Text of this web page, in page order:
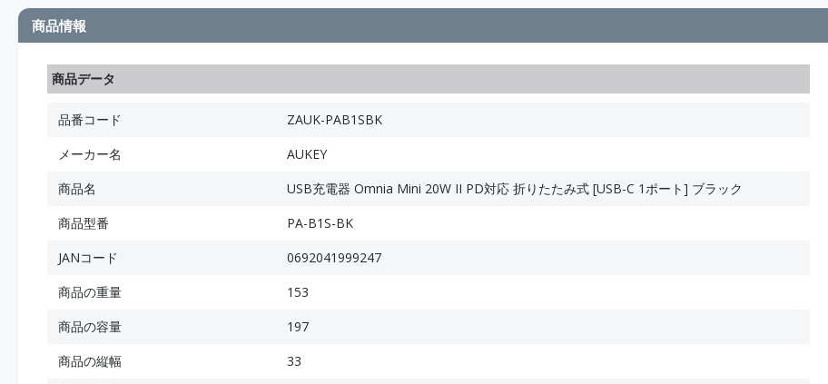
商品情報
商品データ
品番コード
ZAUK-PAB1SBK
メーカー名
AUKEY
商品名
USB充電器 Omnia Mini 20W II PD対応 折りたたみ式 [USB-C 1ポート] ブラック
商品型番
PA-B1S-BK
JANコード
0692041999247
商品の重量
153
商品の容量
197
商品の縦幅
33